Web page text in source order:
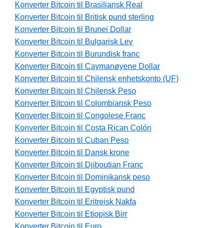
Konverter Bitcoin til Brasiliansk Real
Konverter Bitcoin til Britisk pund sterling
Konverter Bitcoin til Brunei Dollar
Konverter Bitcoin til Bulgarisk Lev
Konverter Bitcoin til Burundisk franc
Konverter Bitcoin til Caymanøyene Dollar
Konverter Bitcoin til Chilensk enhetskonto (UF)
Konverter Bitcoin til Chilensk Peso
Konverter Bitcoin til Colombiansk Peso
Konverter Bitcoin til Congolese Franc
Konverter Bitcoin til Costa Rican Colón
Konverter Bitcoin til Cuban Peso
Konverter Bitcoin til Dansk krone
Konverter Bitcoin til Djiboutian Franc
Konverter Bitcoin til Dominikansk peso
Konverter Bitcoin til Egyptisk pund
Konverter Bitcoin til Eritreisk Nakfa
Konverter Bitcoin til Etiopisk Birr